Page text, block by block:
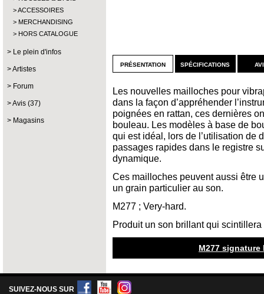
ACCESSOIRES
MERCHANDISING
HORS CATALOGUE
Le plein d'infos
Artistes
Forum
Avis (37)
Magasins
présentation
Les nouvelles mailloches pour
dans la façon d’appréhender
poignées en rattan, ces dernières
bouleau. Les modèles à base de
qui est idéal, lors de l’utilisation de
passages rapides dans le registre
dynamique.
Ces mailloches peuvent aussi être
un grain particulier au son.
M277 ; Very-hard.
Produit un son brillant qui scintillera
spécifications
M277 signature
SUIVEZ-NOUS SUR